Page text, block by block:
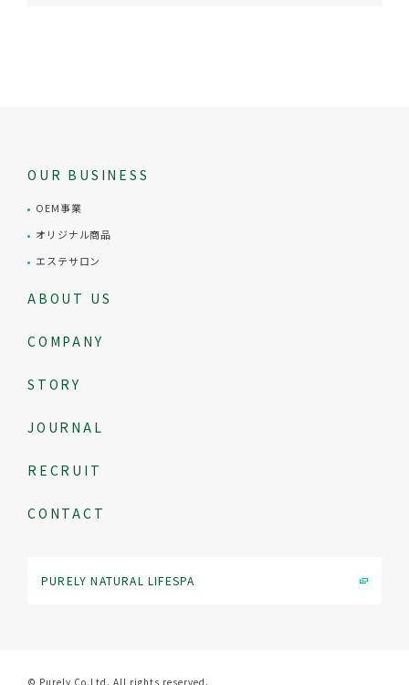
OUR BUSINESS
OEM事業
オリジナル商品
エステサロン
ABOUT US
COMPANY
STORY
JOURNAL
RECRUIT
CONTACT
PURELY NATURAL LIFESPA
© Purely Co.Ltd. All rights reserved.